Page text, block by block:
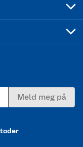
Meld meg på